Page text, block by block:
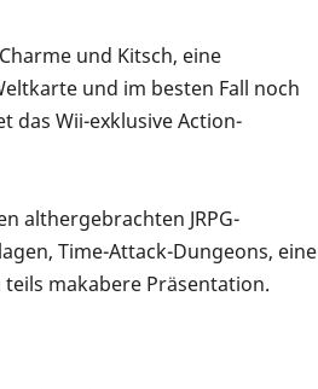
und Kitsch, eine
und im besten Fall noch
das Wii-exklusive Action-
althergebrachten JRPG-
Time-Attack-Dungeons, eine
makabere Präsentation.